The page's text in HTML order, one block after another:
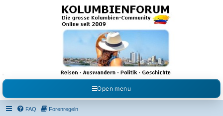
Kolumbienforum - Das
grosse Forum der
Freunde Kolumbiens
Reisen, Auswandern, Kultur, Politik, Geschichte und Visum in Kolumbien und Venezuela.
Austausch, Erfahrungen und Gemeinschaft im Kolumbienforum
Open menu
FAQ Forenregeln